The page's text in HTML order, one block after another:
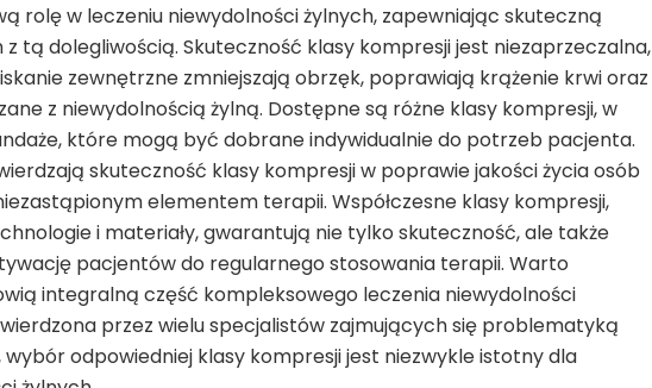
rolę w leczeniu niewydolności żylnych, zapewniając skuteczną
tą dolegliwością. Skuteczność klasy kompresji jest niezaprzeczalna,
zewnętrzne zmniejszają obrzęk, poprawiają krążenie krwi oraz
z niewydolnością żylną. Dostępne są różne klasy kompresji, w
które mogą być dobrane indywidualnie do potrzeb pacjenta.
skuteczność klasy kompresji w poprawie jakości życia osób
elementem terapii. Współczesne klasy kompresji,
i materiały, gwarantują nie tylko skuteczność, ale także
pacjentów do regularnego stosowania terapii. Warto
integralną część kompleksowego leczenia niewydolności
przez wielu specjalistów zajmujących się problematyką
odpowiedniej klasy kompresji jest niezwykle istotny dla